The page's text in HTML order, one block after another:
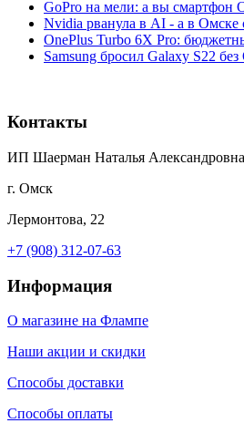
GoPro на мели: а вы смартфон
Nvidia рванула в AI - а в
OnePlus Turbo 6X Pro:
Samsung бросил Galaxy S22
Контакты
ИП Шаерман Наталья Александровна
г. Омск
Лермонтова, 22
+7 (908) 312-07-63
Информация
О магазине на Флампе
Наши акции и скидки
Способы доставки
Способы оплаты